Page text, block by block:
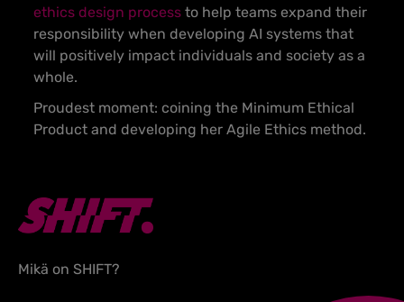
ethics design process to help teams expand their
responsibility when developing AI systems that
will positively impact individuals and society as a
whole.
Proudest moment: coining the Minimum Ethical
Product and developing her Agile Ethics method.
Mikä on SHIFT?